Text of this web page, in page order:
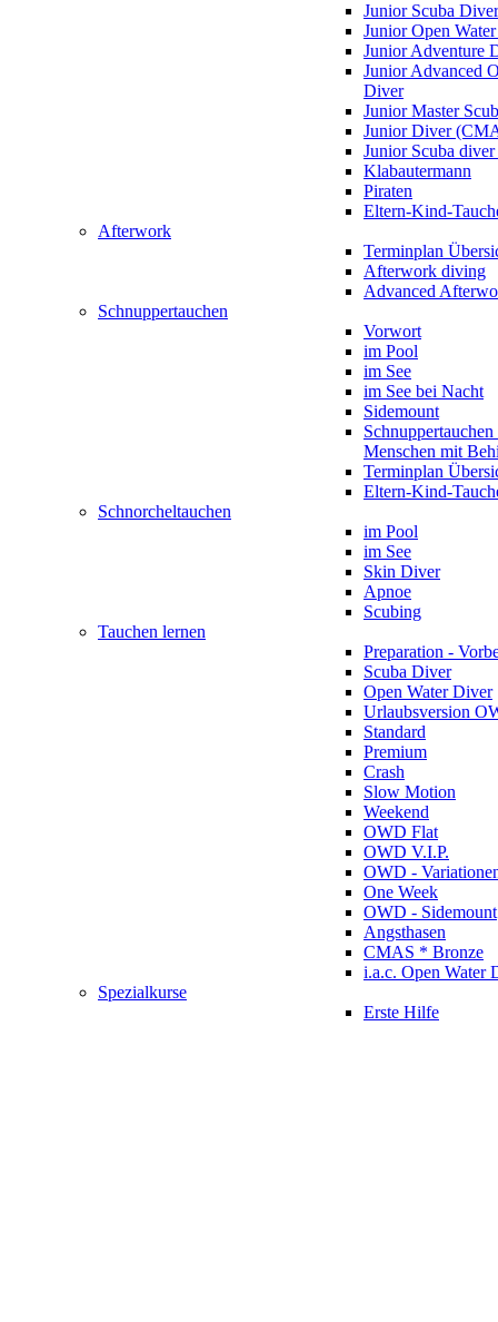
Junior Scuba Diver
Junior Open
Junior Adventure
Junior Advanced
Diver
Junior Master
Junior Diver
Junior Scuba
Klabautermann
Piraten
Eltern-Kind-
Afterwork
Terminplan
Afterwork diving
Advanced
Schnuppertauchen
Vorwort
im Pool
im See
im See bei Nacht
Sidemount
Menschen mit
Terminplan
Eltern-Kind-
Schnorcheltauchen
im Pool
im See
Skin Diver
Apnoe
Scubing
Tauchen lernen
Preparation -
Scuba Diver
Open Water Diver
Urlaubsversion
Standard
Premium
Crash
Slow Motion
Weekend
OWD Flat
OWD V.I.P.
OWD -
One Week
OWD - Sidemount
Angsthasen
CMAS * Bronze
i.a.c. Open Water
Spezialkurse
Erste Hilfe